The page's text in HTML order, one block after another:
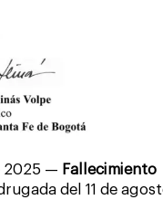
2025 — Fallecimiento
del 11 de